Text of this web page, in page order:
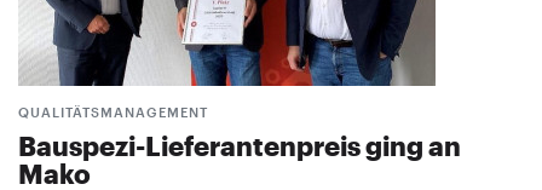
QUALITÄTSMANAGEMENT
Bauspezi-Lieferantenpreis ging an
Mako